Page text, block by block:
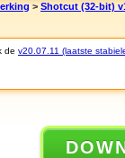
> Shotcut (32-bit)
de v20.07.11 (laatste